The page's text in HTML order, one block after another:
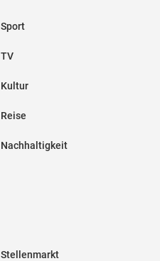
Sport
TV
Kultur
Reise
Nachhaltigkeit
Stellenmarkt